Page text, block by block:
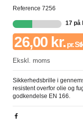
Reference 7256
17 på
26,00 kr.pr.
Ekskl. moms
Sikkerhedsbrille i
resistent overfor olie og
godkendelse EN 166.